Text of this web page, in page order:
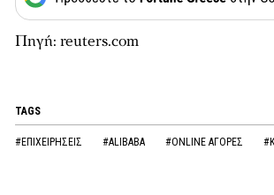
Πηγή: reuters.com
TAGS
#ΕΠΙΧΕΙΡΗΣΕΙΣ #ALIBABA #ONLINE ΑΓΟΡΕΣ